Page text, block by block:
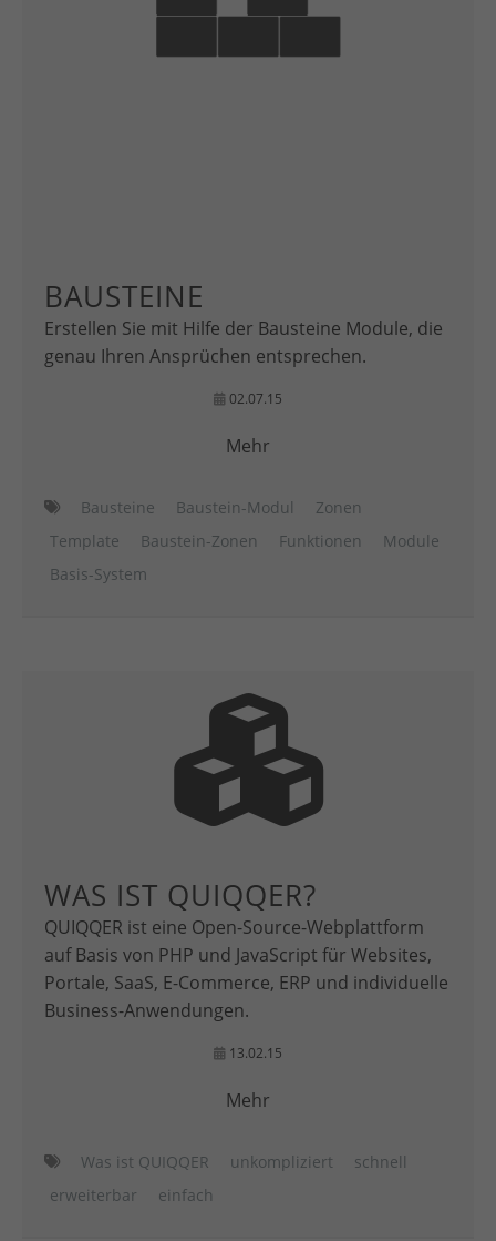
BAUSTEINE
Erstellen Sie mit Hilfe der Bausteine Module, die
genau Ihren Ansprüchen entsprechen.
02.07.15
Mehr
Bausteine Baustein-Modul
Zonen
Template
Baustein-Zonen Funktionen
Module
Basis-System
WAS IST QUIQQER?
QUIQQER ist eine Open-Source-Webplattform
auf Basis von PHP und JavaScript für Websites,
Portale, SaaS, E-Commerce, ERP und individuelle
Business-Anwendungen.
13.02.15
Mehr
Was ist QUIQQER unkompliziert
schnell
erweiterbar
einfach